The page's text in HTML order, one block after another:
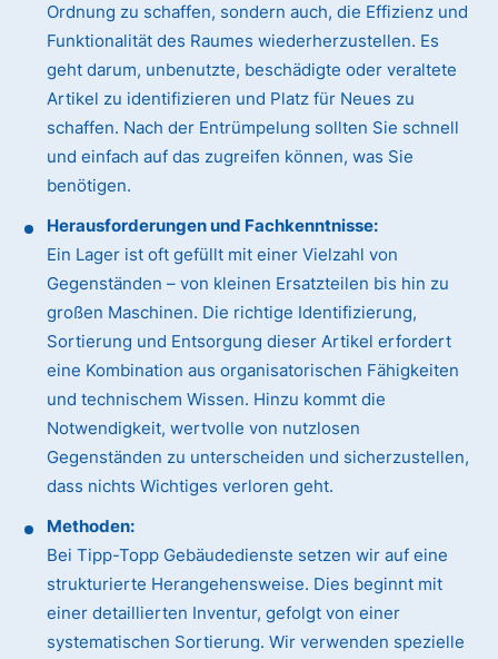
Ordnung zu schaffen, sondern auch, die Effizienz und
Funktionalität des Raumes wiederherzustellen. Es
geht darum, unbenutzte, beschädigte oder veraltete
Artikel zu identifizieren und Platz für Neues zu
schaffen. Nach der Entrümpelung sollten Sie schnell
und einfach auf das zugreifen können, was Sie
benötigen.
Herausforderungen und Fachkenntnisse:
Ein Lager ist oft gefüllt mit einer Vielzahl von
Gegenständen – von kleinen Ersatzteilen bis hin zu
großen Maschinen. Die richtige Identifizierung,
Sortierung und Entsorgung dieser Artikel erfordert
eine Kombination aus organisatorischen Fähigkeiten
und technischem Wissen. Hinzu kommt die
Notwendigkeit, wertvolle von nutzlosen
Gegenständen zu unterscheiden und sicherzustellen,
dass nichts Wichtiges verloren geht.
Methoden:
Bei Tipp-Topp Gebäudedienste setzen wir auf eine
strukturierte Herangehensweise. Dies beginnt mit
einer detaillierten Inventur, gefolgt von einer
systematischen Sortierung. Wir verwenden spezielle